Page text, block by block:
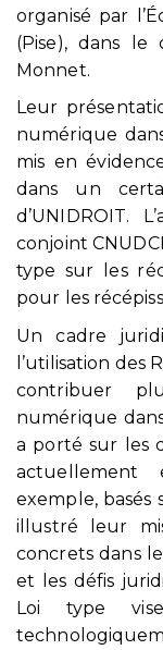
organisé par
(Pise), dans le
Monnet.
Leur
numérique
mis en
dans un
d’UNIDROIT.
conjoint
type sur les
pour les
Un cadre
l’utilisation des
contribuer
numérique
a porté sur les
actuellement
exemple, basés
illustré leur
concrets dans
et les défis
Loi type